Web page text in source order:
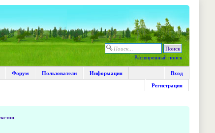
Расширенный поиск
Форум Пользователи Информация
Вход
Регистрация